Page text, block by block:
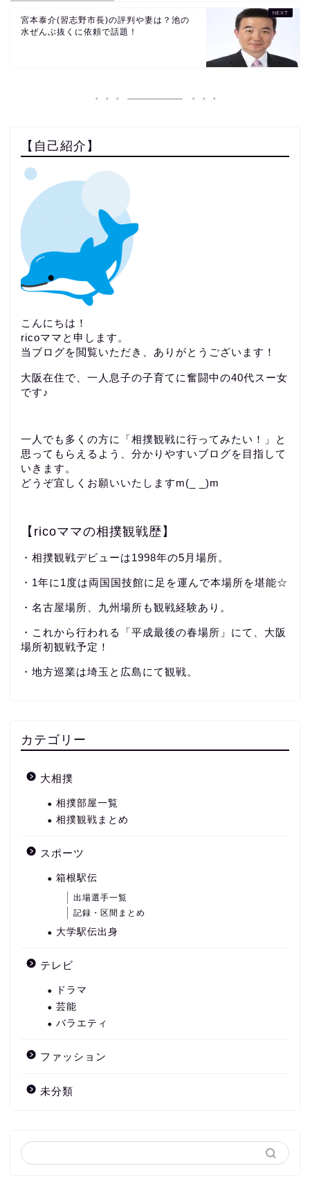
宮本泰介(習志野市長)の評判や妻は？池の
水ぜんぶ抜くに依頼で話題！
【自己紹介】
こんにちは！
ricoママと申します。
当ブログを閲覧いただき、ありがとうございます！
大阪在住で、一人息子の子育てに奮闘中の40代スー女
です♪
一人でも多くの方に「相撲観戦に行ってみたい！」と
思ってもらえるよう、分かりやすいブログを目指して
いきます。
どうぞ宜しくお願いいたしますm(_ _)m
【ricoママの相撲観戦歴】
・相撲観戦デビューは1998年の5月場所。
・1年に1度は両国国技館に足を運んで本場所を堪能☆
・名古屋場所、九州場所も観戦経験あり。
・これから行われる「平成最後の春場所」にて、大阪
場所初観戦予定！
・地方巡業は埼玉と広島にて観戦。
カテゴリー
大相撲
相撲部屋一覧
相撲観戦まとめ
スポーツ
箱根駅伝
出場選手一覧
記録・区間まとめ
大学駅伝出身
テレビ
ドラマ
芸能
バラエティ
ファッション
未分類